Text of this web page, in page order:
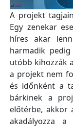
A projekt
Egy zenekar
híres akar
harmadik
utóbb kihozzák
a projekt nem
és időnként a
bárkinek a
előtérbe, akkor
akadályozza